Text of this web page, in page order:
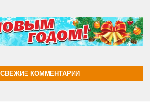
СВЕЖИЕ КОММЕНТАРИИ